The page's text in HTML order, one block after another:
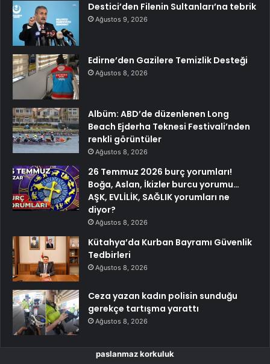
Destici’den Filenin Sultanları’na tebrik
Ağustos 9, 2026
Edirne’den Gazilere Temizlik Desteği
Ağustos 8, 2026
Albüm: ABD’de düzenlenen Long
Beach Ejderha Teknesi Festivali’nden
renkli görüntüler
Ağustos 8, 2026
26 Temmuz 2026 burç yorumları!
Boğa, Aslan, İkizler burcu yorumu…
AŞK, EVLİLİK, SAĞLIK yorumları ne
diyor?
Ağustos 8, 2026
Kütahya’da Kurban Bayramı Güvenlik
Tedbirleri
Ağustos 8, 2026
Ceza yazan kadın polisin sunduğu
gerekçe tartışma yarattı
Ağustos 8, 2026
paslanmaz korkuluk